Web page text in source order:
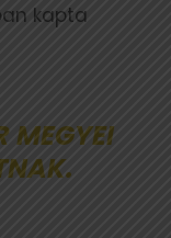
kapta
MEGYEI